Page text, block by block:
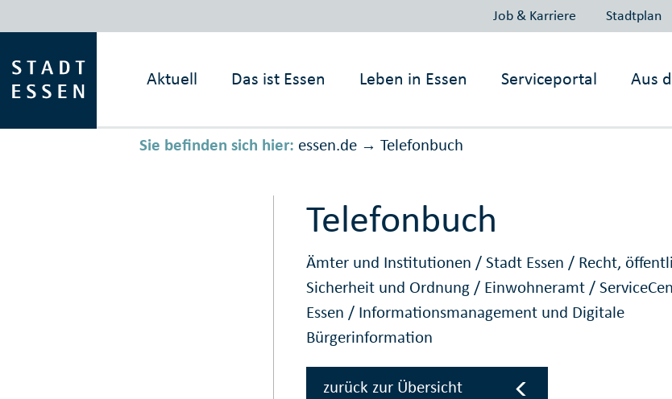
Job & Karriere Stadtplan
Aktuell Das ist Essen Leben in Essen Serviceportal Aus
Sie befinden sich hier: essen.de → Telefonbuch
Telefonbuch
Ämter und Institutionen /Stadt Essen / Recht,
Sicherheit und Ordnung / Einwohneramt /
Essen / Informationsmanagement und Digitale
Bürgerinformation
zurück zur Übersicht